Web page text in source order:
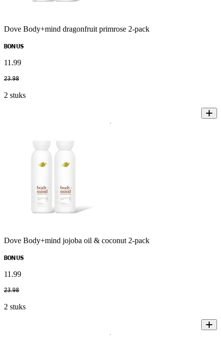
Dove Body+mind dragonfruit primrose 2-pack
BONUS
11 .99
23.98
2 stuks
Dove Body+mind jojoba oil & coconut 2-pack
BONUS
11 .99
23.98
2 stuks